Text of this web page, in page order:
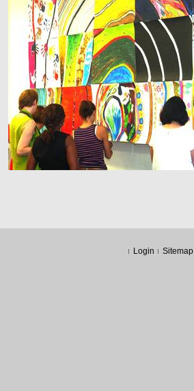
Login Sitemap